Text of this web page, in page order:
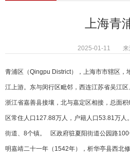
上海青
2025-01-11 来
青浦区（Qingpu District）， 上海市市辖区，
江上游。东与闵行区毗邻，西连江苏省吴江区
浙江省嘉善县接壤，北与嘉定区相接，总面
区常住人口127.88万人，户籍人口53.81万人。
街道、8个镇。 区政府驻夏阳街道公园路100
明嘉靖二十一年（1542年），析华亭县西北